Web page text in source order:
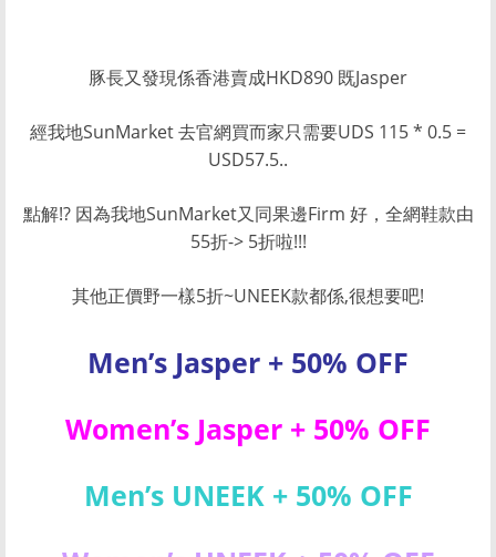
豚長又發現係香港賣成HKD890 既Jasper
經我地SunMarket 去官網買而家只需要UDS 115 * 0.5 =
USD57.5..
點解!? 因為我地SunMarket又同果邊Firm 好，全網鞋款由
55折-> 5折啦!!!
其他正價野一樣5折~UNEEK款都係,很想要吧!
Men’s Jasper + 50% OFF
Women’s Jasper + 50% OFF
Men’s UNEEK + 50% OFF